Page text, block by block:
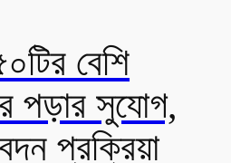
বেশি
পড়ার সুযোগ,
প্রক্রিয়া